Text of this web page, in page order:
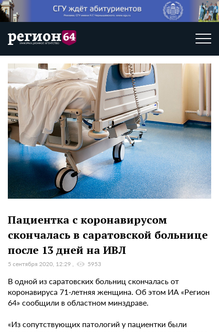
Пациентка с коронавирусом
скончалась в саратовской больнице
после 13 дней на ИВЛ
5 сентября 2020, 12:29 5953
В одной из саратовских больниц скончалась от
коронавируса 71-летняя женщина. Об этом ИА «Регион
64» сообщили в областном минздраве.
«Из сопутствующих патологий у пациентки были